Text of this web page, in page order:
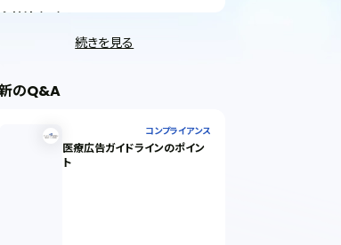
会社法（35）
続きを見る
のQ&A
コンプライアンス
医療広告ガイドラインのポイン
ト